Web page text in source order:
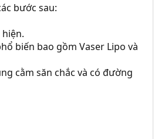
bước sau:
biến bao gồm Vaser Lipo và
cằm săn chắc và có đường